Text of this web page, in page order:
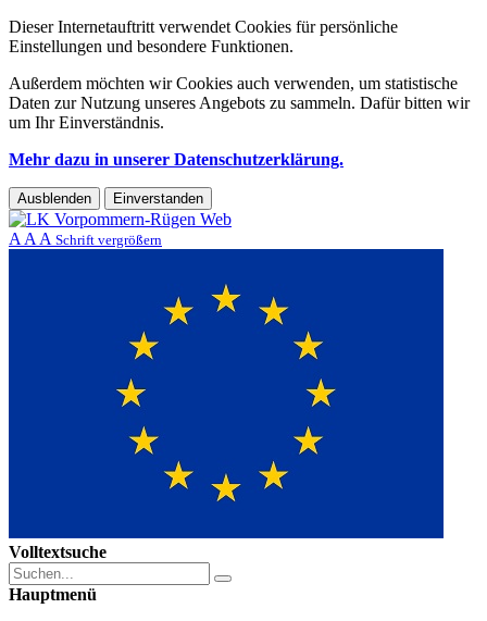
Dieser Internetauftritt verwendet Cookies für persönliche
Einstellungen und besondere Funktionen.
Außerdem möchten wir Cookies auch verwenden, um statistische
Daten zur Nutzung unseres Angebots zu sammeln. Dafür bitten wir
um Ihr Einverständnis.
Mehr dazu in unserer Datenschutzerklärung.
Ausblenden Einverstanden
A A A Schrift vergrößern
Volltextsuche
Hauptmenü